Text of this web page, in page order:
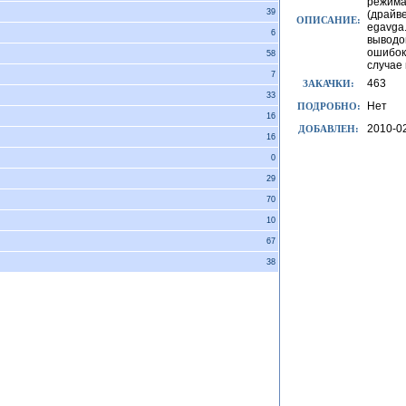
39
6
58
7
33
16
16
0
29
70
10
67
38
ОПИСАНИЕ:
случае
ЗАКАЧКИ: 463
ПОДРОБНО: Нет
ДОБАВЛЕН: 2010-